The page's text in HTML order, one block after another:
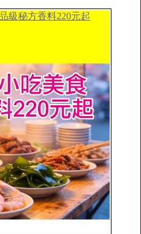
級秘方香料220元起